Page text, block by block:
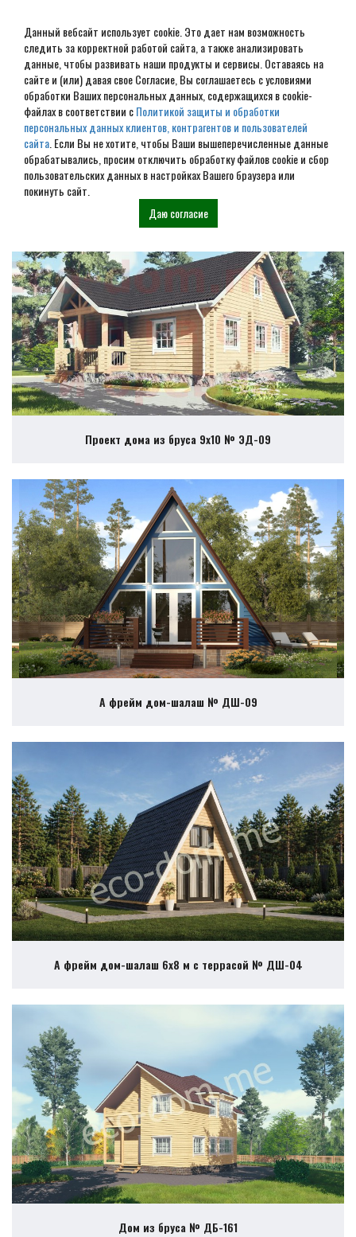
Данный вебсайт использует cookie. Это дает нам возможность
следить за корректной работой сайта, а также анализировать
данные, чтобы развивать наши продукты и сервисы. Оставаясь на
сайте и (или) давая свое Согласие, Вы соглашаетесь с условиями
обработки Ваших персональных данных, содержащихся в cookie-
файлах в соответствии сПолитикой защиты и обработки
персональных данных клиентов, контрагентов и пользователей
сайта . Если Вы не хотите, чтобы Ваши вышеперечисленные данные
обрабатывались, просим отключить обработку файлов cookie и сбор
пользовательских данных в настройках Вашего браузера или
покинуть сайт.
Даю согласие
Дом из бревна под ключ в
Дорогобуже
Наши проекты
Проект дома из бруса 9х10 № ЭД-09
А фрейм дом-шалаш № ДШ-09
А фрейм дом-шалаш 6х8 м с террасой № ДШ-04
Дом из бруса № ДБ-161